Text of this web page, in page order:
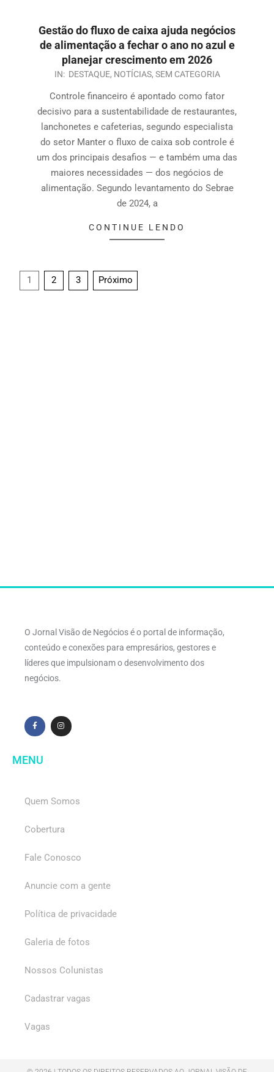
Gestão do fluxo de caixa ajuda negócios
de alimentação a fechar o ano no azul e
planejar crescimento em 2026
IN: DESTAQUE, NOTÍCIAS, SEM CATEGORIA
Controle financeiro é apontado como fator
decisivo para a sustentabilidade de restaurantes,
lanchonetes e cafeterias, segundo especialista
do setor Manter o fluxo de caixa sob controle é
um dos principais desafios — e também uma das
maiores necessidades — dos negócios de
alimentação. Segundo levantamento do Sebrae
de 2024, a
CONTINUE LENDO
1 2 3 Próximo
O Jornal Visão de Negócios é o portal de informação,
conteúdo e conexões para empresários, gestores e
líderes que impulsionam o desenvolvimento dos
negócios.
MENU
Quem Somos
Cobertura
Fale Conosco
Anuncie com a gente
Política de privacidade
Galeria de fotos
Nossos Colunistas
Cadastrar vagas
Vagas